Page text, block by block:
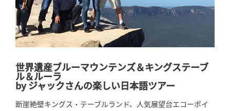
世界遺産ブルーマウンテンズ＆キングステーブ
ル＆ルーラ
by ジャックさんの楽しい日本語ツアー
断崖絶壁キングス・テーブルランド、人気展望台エコーポイ